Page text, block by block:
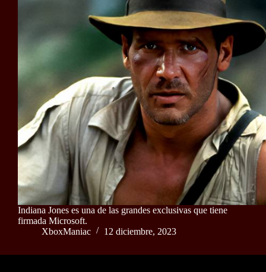
Indiana Jones es una de las grandes exclusivas que tiene
firmada Microsoft.
XboxManiac
12 diciembre, 2023